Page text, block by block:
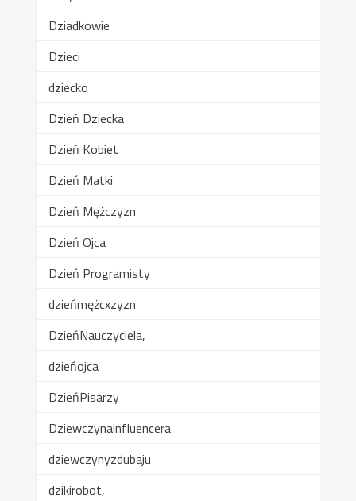
Dziadkowie
Dzieci
dziecko
Dzień Dziecka
Dzień Kobiet
Dzień Matki
Dzień Mężczyzn
Dzień Ojca
Dzień Programisty
dzieńmężcxzyzn
DzieńNauczyciela,
dzieńojca
DzieńPisarzy
Dziewczynainfluencera
dziewczynyzdubaju
dzikirobot,